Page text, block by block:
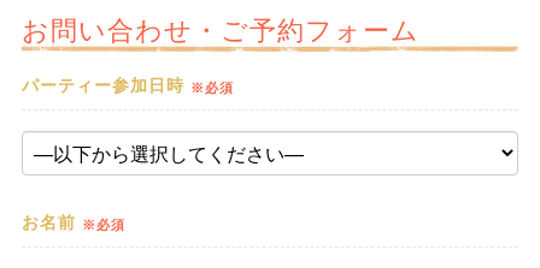
お問い合わせ・ご予約フォーム
パーティー参加日時 ※必須
お名前 ※必須